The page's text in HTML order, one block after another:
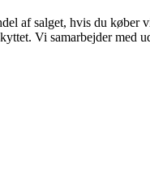
af salget, hvis du køber
Vi samarbejder med